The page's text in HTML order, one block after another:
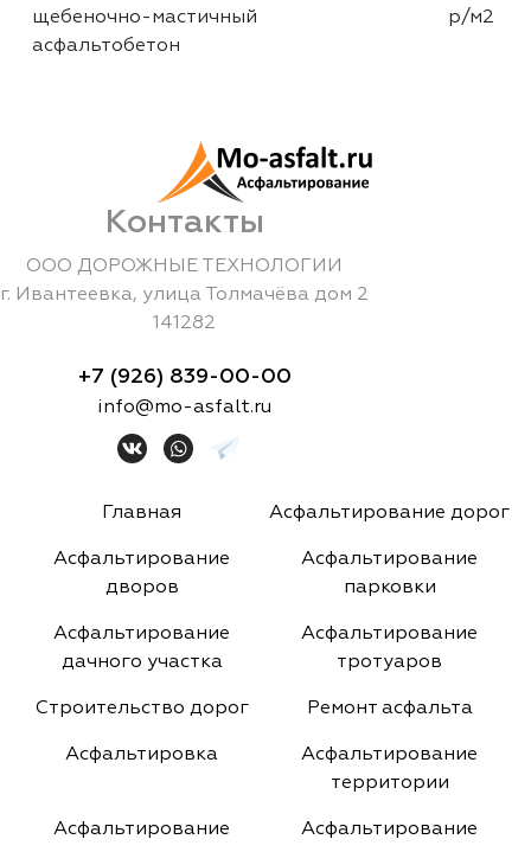
щебеночно-мастичный
асфальтобетон
р/м2
Контакты
ООО ДОРОЖНЫЕ ТЕХНОЛОГИИ
г. Ивантеевка, улица Толмачёва дом 2
141282
+7 (926) 839-00-00
info@mo-asfalt.ru
Главная Асфальтирование дорог
Асфальтирование
дворов
Асфальтирование
парковки
Асфальтирование
дачного участка
Асфальтирование
тротуаров
Строительство дорог Ремонт асфальта
Асфальтировка
Асфальтирование
территории
Асфальтирование
Асфальтирование